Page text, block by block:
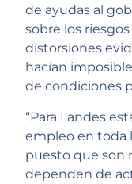
de ayudas al
sobre los
distorsiones
hacían
de condiciones
“Para Landes
empleo en toda
puesto que son
dependen de